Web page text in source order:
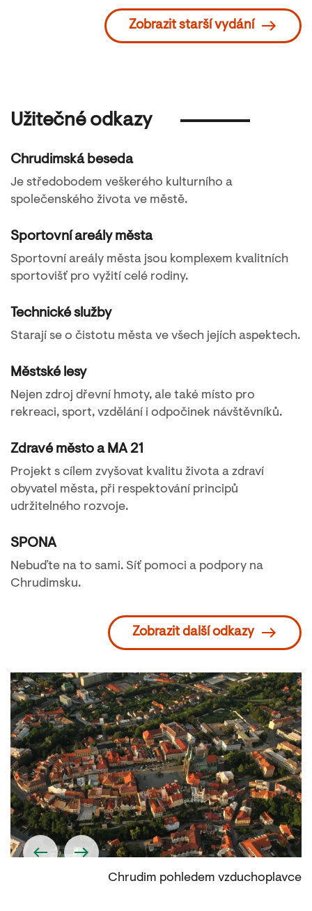
Zobrazit starší vydání
Chrudim pohledem vzduchoplavce
Užitečné odkazy
Chrudimská beseda
Je středobodem veškerého kulturního a
společenského života ve městě.
Sportovní areály města
Sportovní areály města jsou komplexem kvalitních
sportovišť pro vyžití celé rodiny.
Technické služby
Starají se o čistotu města ve všech jejích aspektech.
Městské lesy
Nejen zdroj dřevní hmoty, ale také místo pro
rekreaci, sport, vzdělání i odpočinek návštěvníků.
Zdravé město a MA 21
Projekt s cílem zvyšovat kvalitu života a zdraví
obyvatel města, při respektování principů
udržitelného rozvoje.
SPONA
Nebuďte na to sami. Síť pomoci a podpory na
Chrudimsku.
Zobrazit další odkazy